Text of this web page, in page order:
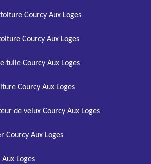
Courcy Aux Loges
Courcy Aux Loges
tuile Courcy Aux Loges
Courcy Aux Loges
de velux Courcy Aux Loges
Courcy Aux Loges
Loges